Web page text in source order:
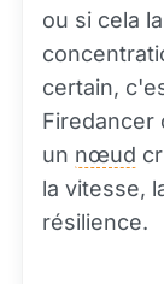
ou si cela
certain,
Firedancer
un nœud
la vitesse,
résilience.